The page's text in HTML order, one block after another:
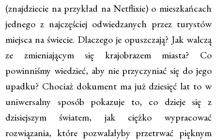
(znajdziecie na przykład na Netflixie) o mieszkańcach
jednego z najczęściej odwiedzanych przez turystów
miejsca na świecie. Dlaczego je opuszczają? Jak walczą
ze zmieniającym się krajobrazem miasta? Co
powinniśmy wiedzieć, aby nie przyczyniać się do jego
upadku? Chociaż dokument ma już dziesięć lat to w
uniwersalny sposób pokazuje to, co dzieje się z
dzisiejszym światem, jak ciężko wypracować
rozwiązania, które pozwalałyby przetrwać pięknym